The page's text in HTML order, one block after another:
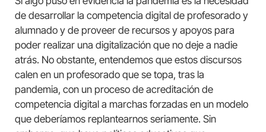
de desarrollar la competencia digital de profesorado y
alumnado y de proveer de recursos y apoyos para
poder realizar una digitalización que no deje a nadie
atrás. No obstante, entendemos que estos discursos
calen en un profesorado que se topa, tras la
pandemia, con un proceso de acreditación de
competencia digital a marchas forzadas en un modelo
que deberíamos replantearnos seriamente. Sin